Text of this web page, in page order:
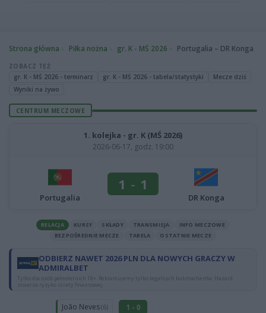
Strona główna Piłka nożna gr. K - MŚ 2026 Portugalia – DR Konga
ZOBACZ TEŻ
gr. K - MŚ 2026 - terminarz
gr. K - MŚ 2026 - tabela/statystyki
Mecze dziś
Wyniki na żywo
CENTRUM MECZOWE
1. kolejka - gr. K (MŚ 2026)
2026-06-17, godz. 19:00
Portugalia
1 - 1
DR Konga
RELACJA KURSY SKŁADY TRANSMISJA
INFO MECZOWE
BEZPOŚREDNIE MECZE
TABELA OSTATNIE MECZE
ODBIERZ NAWET 2026 PLN DLA NOWYCH GRACZY W
ADMIRALBET
Tylko dla osób pełnoletnich 18+. Reklamujemy tylko legalnych bukmacherów. Hazard
stwarza ryzyko straty finansowej.
João Neves(6)
1 - 0